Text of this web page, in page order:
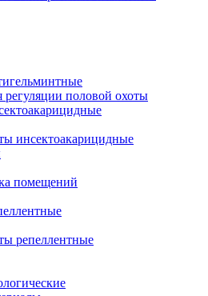
регуляции половой охоты
инсектоакарицидные
помещений
репеллентные